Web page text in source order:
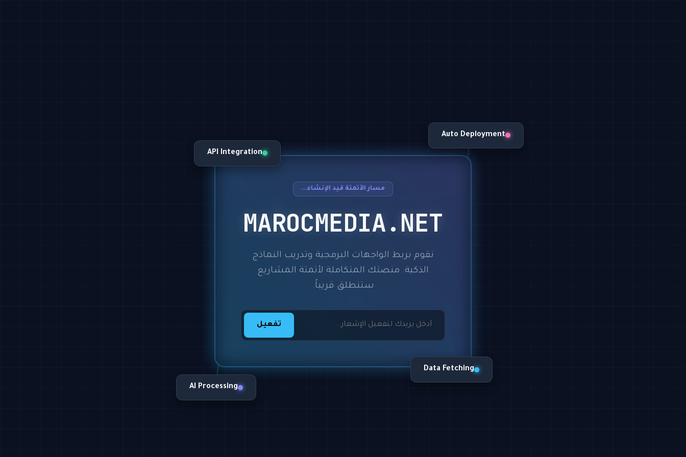
مسار الأتمتة قيد الإنشاء...
MAROCMEDIA.NET
نقوم بربط الواجهات البرمجية وتدريب النماذج
الذكية. منصتك المتكاملة لأتمتة المشاريع
ستنطلق قريباً.
تفعيل
Data Fetching
AI Processing
API Integration
Auto Deployment